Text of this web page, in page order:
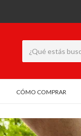
CÓMO COMPRAR